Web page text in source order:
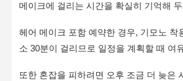
메이크에 걸리는 시간을 확실히 기억해
헤어 메이크 포함 예약한 경우, 기모노 착
소 30분이 걸리므로 일정을 계획할 때 여
또한 혼잡을 피하려면 오후 조금 더 늦은